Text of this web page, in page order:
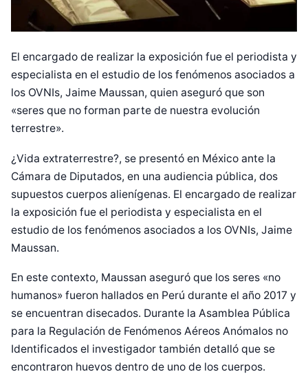
El encargado de realizar la exposición fue el periodista y
especialista en el estudio de los fenómenos asociados a
los OVNIs, Jaime Maussan, quien aseguró que son
«seres que no forman parte de nuestra evolución
terrestre».
¿Vida extraterrestre?, se presentó en México ante la
Cámara de Diputados, en una audiencia pública, dos
supuestos cuerpos alienígenas. El encargado de realizar
la exposición fue el periodista y especialista en el
estudio de los fenómenos asociados a los OVNIs, Jaime
Maussan.
En este contexto, Maussan aseguró que los seres «no
humanos» fueron hallados en Perú durante el año 2017 y
se encuentran disecados. Durante la Asamblea Pública
para la Regulación de Fenómenos Aéreos Anómalos no
Identificados el investigador también detalló que se
encontraron huevos dentro de uno de los cuerpos.